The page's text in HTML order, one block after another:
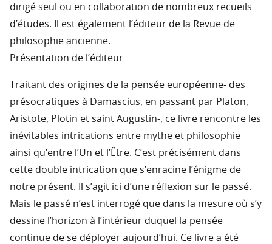
dirigé seul ou en collaboration de nombreux recueils
d’études. Il est également l’éditeur de la Revue de
philosophie ancienne.
Présentation de l’éditeur
Traitant des origines de la pensée européenne- des
présocratiques à Damascius, en passant par Platon,
Aristote, Plotin et saint Augustin-, ce livre rencontre les
inévitables intrications entre mythe et philosophie
ainsi qu’entre l’Un et l’Être. C’est précisément dans
cette double intrication que s’enracine l’énigme de
notre présent. Il s’agit ici d’une réflexion sur le passé.
Mais le passé n’est interrogé que dans la mesure où s’y
dessine l’horizon à l’intérieur duquel la pensée
continue de se déployer aujourd’hui. Ce livre a été